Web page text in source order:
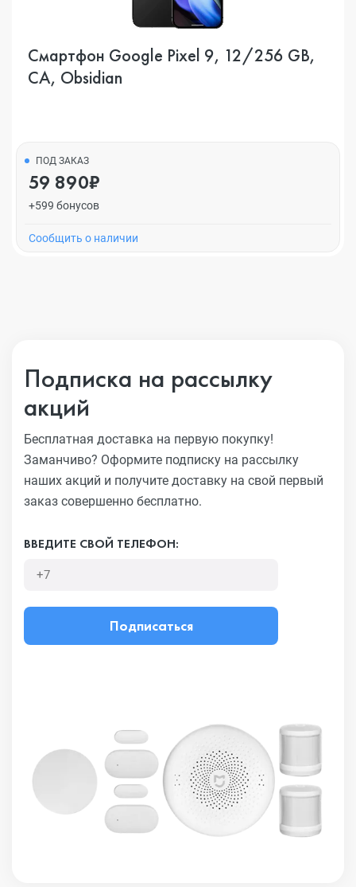
Смартфон Google Pixel 9, 12/256 GB,
CA, Obsidian
ПОД ЗАКАЗ
59 890₽
+599 бонусов
Cообщить о наличии
Подписка на рассылку
акций
Бесплатная доставка на первую покупку!
Заманчиво? Оформите подписку на рассылку
наших акций и получите доставку на свой первый
заказ совершенно бесплатно.
ВВЕДИТЕ СВОЙ ТЕЛЕФОН:
Подписаться